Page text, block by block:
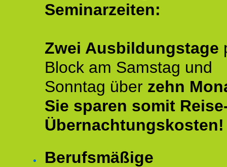
Seminarzeiten:
Zwei Ausbildungstage
Block am Samstag und
Sonntag über zehn
Sie sparen somit
Übernachtungskosten!
Berufsmäßige